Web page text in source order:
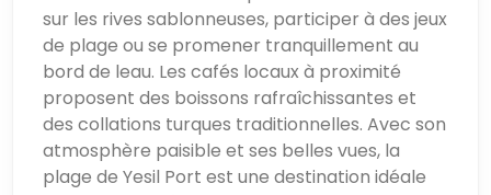
sur les rives sablonneuses, participer à des jeux
de plage ou se promener tranquillement au
bord de leau. Les cafés locaux à proximité
proposent des boissons rafraîchissantes et
des collations turques traditionnelles. Avec son
atmosphère paisible et ses belles vues, la
plage de Yesil Port est une destination idéale